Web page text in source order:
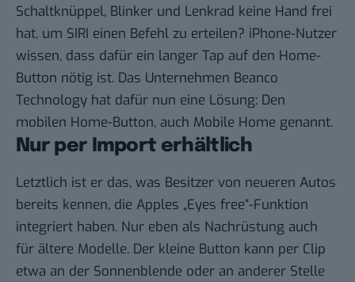
Schaltknüppel, Blinker und Lenkrad keine Hand frei
hat, um SIRI einen Befehl zu erteilen? iPhone-Nutzer
wissen, dass dafür ein langer Tap auf den Home-
Button nötig ist. Das Unternehmen Beanco
Technology hat dafür nun eine Lösung: Den
mobilen Home-Button, auch Mobile Home genannt.
Nur per Import erhältlich
Letztlich ist er das, was Besitzer von neueren Autos
bereits kennen, die Apples „Eyes free“-Funktion
integriert haben. Nur eben als Nachrüstung auch
für ältere Modelle. Der kleine Button kann per Clip
etwa an der Sonnenblende oder an anderer Stelle